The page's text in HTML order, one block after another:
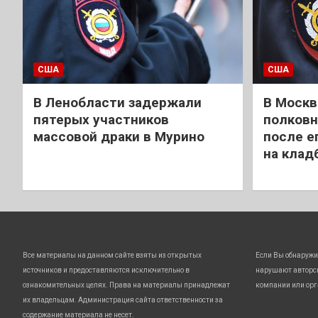
США
В Ленобласти задержали
пятерых участников
массовой драки в Мурино
США
В
после
на
Все материалы на данном сайте взяты из открытых
источников и предоставляются исключительно в
ознакомительных целях. Права на материалы принадлежат
их владельцам. Администрация сайта ответственности за
содержание материала не несет.
Если Вы
нарушают
компании или